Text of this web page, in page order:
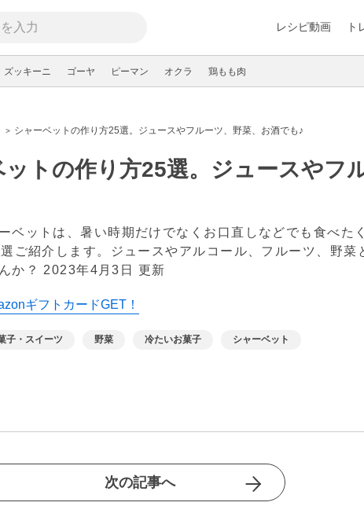
レシピ動画 ト
ズッキーニ ゴーヤ ピーマン オクラ 鶏もも肉
シャーベットの作り方25選。ジュースやフルーツ、野菜、お酒でも♪
ットの作り方25選。ジュースやフ
ベットは、暑い時期だけでなくお口直しなどでも食べた
ご紹介します。ジュースやアルコール、フルーツ、野菜
か？ 2023年4月3日 更新
ギフトカードGET！
子・スイーツ 野菜 冷たいお菓子 シャーベット
次の記事へ